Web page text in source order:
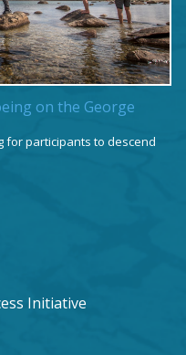
on the George
for participants to descend
Initiative